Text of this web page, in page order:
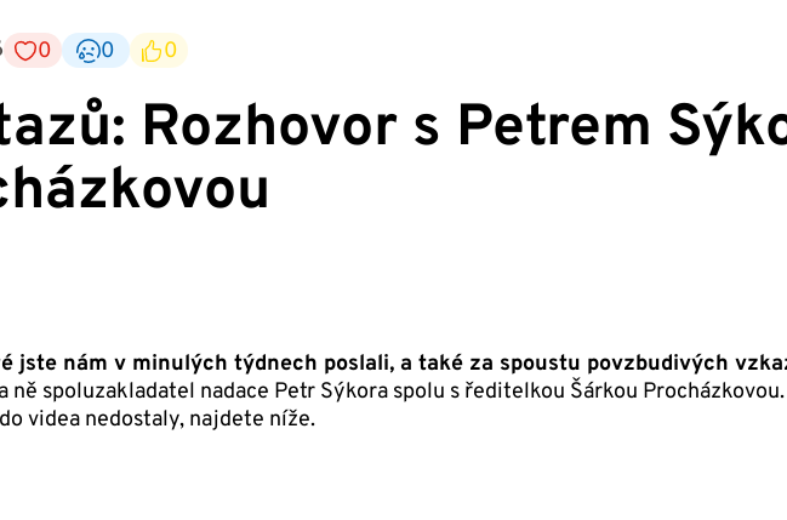
0 0 0
Rozhovor s Petrem
jste nám v minulých týdnech poslali, a také za spoustu povzbudivých
ně spoluzakladatel nadace Petr Sýkora spolu s ředitelkou Šárkou
videa nedostaly, najdete níže.